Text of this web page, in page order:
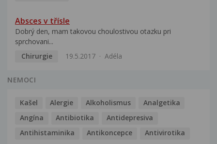
Absces v třísle
Dobrý den, mam takovou choulostivou otazku pri
sprchovani...
Chirurgie
19.5.2017 Adéla
NEMOCI
Kašel Alergie Alkoholismus
Analgetika
Angína
Antibiotika
Antidepresiva
Antihistaminika
Antikoncepce Antivirotika